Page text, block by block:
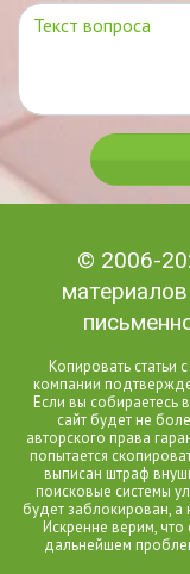
© 2006-
Копировать статьи
компании
Если вы собираетесь
сайт будет не
авторского права
попытается
выписан штраф
поисковые системы
будет заблокирован,
Искренне верим, что
дальнейшем